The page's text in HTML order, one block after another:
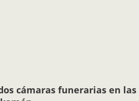
cámaras funerarias en